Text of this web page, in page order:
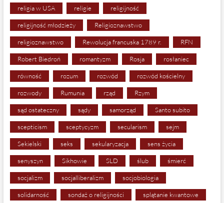
religia w USA religie religijność
religijność młodzieży Religioznawstwo
religioznawstwo Rewolucja francuska 1789 r. RFN
Robert Biedroń romantyzm Rosja rosłaniec
równość rozum rozwód rozwód kościelny
rozwody Rumunia rząd Rzym
sąd ostateczny sądy samorząd Santo subito
scepticism sceptycyzm secularism sejm
Sekielski seks sekularyzacja sens życia
senyszyn Sikhowie SLD ślub śmierć
socjalizm socjalliberalizm socjobiologia
solidarność sondaż o religijności splątanie kwantowe